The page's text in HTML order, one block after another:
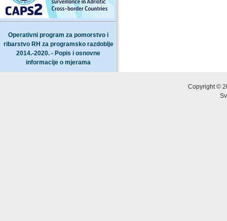
Operativni program za pomorstvo i
ribarstvo RH za programsko razdoblje
2014.-2020. - Popis i osnovne
informacije o mjerama
Copyright ©